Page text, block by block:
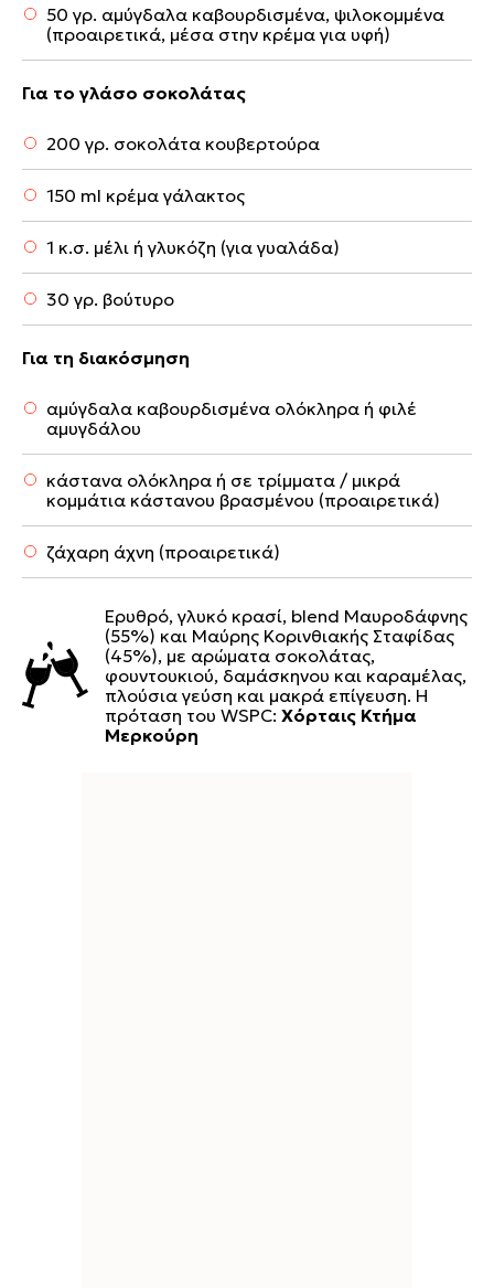
50 γρ. αμύγδαλα καβουρδισμένα, ψιλοκομμένα
(προαιρετικά, μέσα στην κρέμα για υφή)
Για το γλάσο σοκολάτας
200 γρ. σοκολάτα κουβερτούρα
150 ml κρέμα γάλακτος
1 κ.σ. μέλι ή γλυκόζη (για γυαλάδα)
30 γρ. βούτυρο
Για τη διακόσμηση
αμύγδαλα καβουρδισμένα ολόκληρα ή φιλέ
αμυγδάλου
κάστανα ολόκληρα ή σε τρίμματα / μικρά
κομμάτια κάστανου βρασμένου (προαιρετικά)
ζάχαρη άχνη (προαιρετικά)
Ερυθρό, γλυκό κρασί, blend Μαυροδάφνης
(55%) και Μαύρης Κορινθιακής Σταφίδας
(45%), με αρώματα σοκολάτας,
φουντουκιού, δαμάσκηνου και καραμέλας,
πλούσια γεύση και μακρά επίγευση. Η
πρόταση του WSPC: Χόρταις Κτήμα
Μερκούρη